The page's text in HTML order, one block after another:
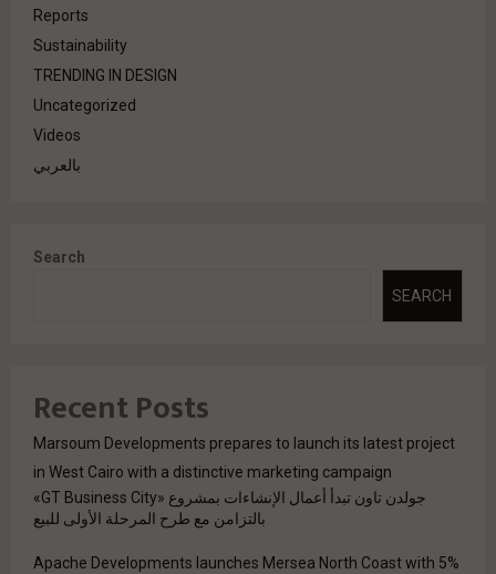
Reports
Sustainability
TRENDING IN DESIGN
Uncategorized
Videos
بالعربي
Search
SEARCH
Recent Posts
Marsoum Developments prepares to launch its latest project
in West Cairo with a distinctive marketing campaign
جولدن تاون تبدأ أعمال الإنشاءات بمشروع «GT Business City»
بالتزامن مع طرح المرحلة الأولى للبيع
Apache Developments launches Mersea North Coast with 5%